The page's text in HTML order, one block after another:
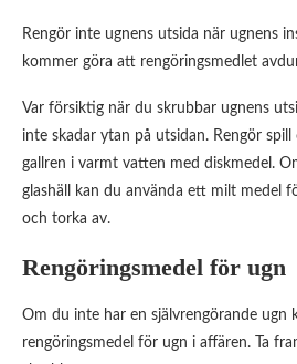
Rengör inte ugnens utsida när ugnens
kommer göra att rengöringsmedlet
Var försiktig när du skrubbar ugnens
inte skadar ytan på utsidan. Rengör
gallren i varmt vatten med diskmedel.
glashäll kan du använda ett milt medel
och torka av.
Rengöringsmedel för ugn
Om du inte har en självrengörande ugn
rengöringsmedel för ugn i affären. Ta